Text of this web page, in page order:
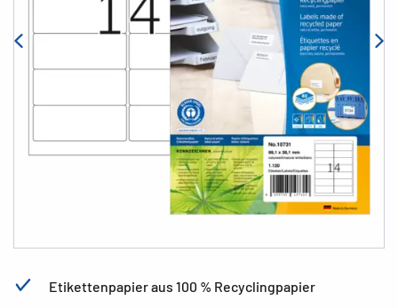
Etikettenpapier aus 100 % Recyclingpapier